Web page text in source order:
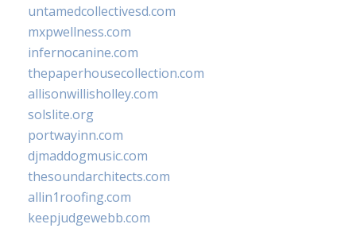
untamedcollectivesd.com
mxpwellness.com
infernocanine.com
thepaperhousecollection.com
allisonwillisholley.com
solslite.org
portwayinn.com
djmaddogmusic.com
thesoundarchitects.com
allin1roofing.com
keepjudgewebb.com